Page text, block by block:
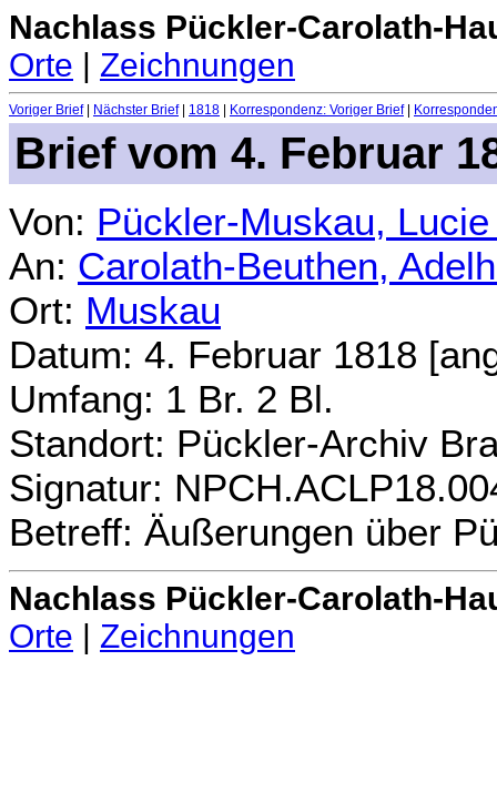
Nachlass Pückler-Carolath-
Orte | Zeichnungen
Voriger Brief| Nächster Brief| 1818 Korrespondenz: Voriger Brief|
Brief vom 4. Februar
Von: Pückler-Muskau,
An: Carolath-Beuthen,
Ort: Muskau
Datum: 4. Februar 1818
Umfang: 1 Br. 2 Bl.
Standort: Pückler-Archiv
Signatur:
Betreff: Äußerungen über
Nachlass Pückler-Carolath-
Orte
Zeichnungen